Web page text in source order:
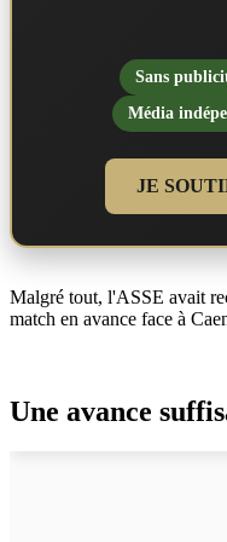
Sans
Média
JE
Malgré tout, l'ASSE avait
match en avance face à
Une avance